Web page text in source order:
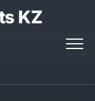
KZ